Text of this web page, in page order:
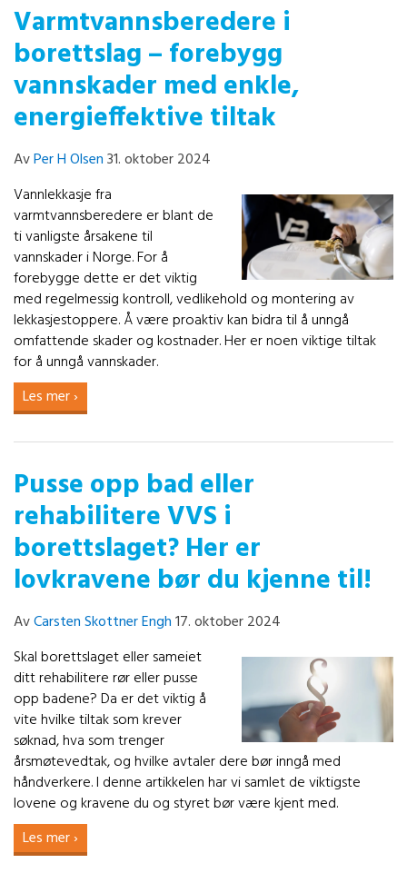
Varmtvannsberedere i
borettslag – forebygg
vannskader med enkle,
energieffektive tiltak
AvPer H Olsen31. oktober 2024
Vannlekkasje fra
varmtvannsberedere er blant de
ti vanligste årsakene til
vannskader i Norge. For å
forebygge dette er det viktig
med regelmessig kontroll, vedlikehold og montering av
lekkasjestoppere. Å være proaktiv kan bidra til å unngå
omfattende skader og kostnader. Her er noen viktige tiltak
for å unngå vannskader.
Les mer ›
Pusse opp bad eller
rehabilitere VVS i
borettslaget? Her er
lovkravene bør du kjenne til!
AvCarsten Skottner Engh17. oktober 2024
Skal borettslaget eller sameiet
ditt rehabilitere rør eller pusse
opp badene? Da er det viktig å
vite hvilke tiltak som krever
søknad, hva som trenger
årsmøtevedtak, og hvilke avtaler dere bør inngå med
håndverkere. I denne artikkelen har vi samlet de viktigste
lovene og kravene du og styret bør være kjent med.
Les mer ›